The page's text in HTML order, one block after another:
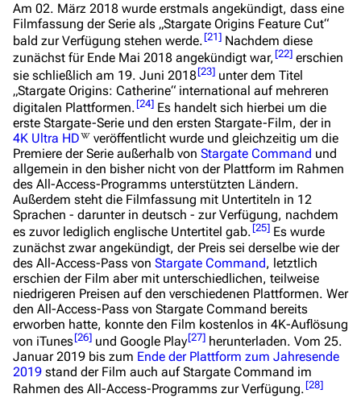
3639 2133 346.435
Navigation
Hauptseite
Von A bis Z
Zufälliger Artikel
Spezialseiten
Datei hochladen
Filme und Serien
Überblick
Am 02. März 2018 wurde erstmals angekündigt, dass eine
Filmfassung der Serie als „Stargate Origins Feature Cut“
bald zur Verfügung stehen werde. [21] Nachdem diese
zunächst für Ende Mai 2018 angekündigt war, [22] erschien
sie schließlich am 19. Juni 2018 [23] unter dem Titel
„Stargate Origins: Catherine“ international auf mehreren
digitalen Plattformen. [24] Es handelt sich hierbei um die
erste Stargate-Serie und den ersten Stargate-Film, der in
4K Ultra HD
veröffentlicht wurde und gleichzeitig um die
Premiere der Serie außerhalb von Stargate Command und
allgemein in den bisher nicht von der Plattform im Rahmen
des All-Access-Programms unterstützten Ländern.
Außerdem steht die Filmfassung mit Untertiteln in 12
Sprachen - darunter in deutsch - zur Verfügung, nachdem
es zuvor lediglich englische Untertitel gab. [25] Es wurde
zunächst zwar angekündigt, der Preis sei derselbe wie der
des All-Access-Pass von Stargate Command, letztlich
erschien der Film aber mit unterschiedlichen, teilweise
niedrigeren Preisen auf den verschiedenen Plattformen. Wer
den All-Access-Pass von Stargate Command bereits
erworben hatte, konnte den Film kostenlos in 4K-Auflösung
von iTunes[26] und Google Play[27] herunterladen. Vom 25.
Januar 2019 bis zum Ende der Plattform zum Jahresende
2019 stand der Film auch auf Stargate Command im
Rahmen des All-Access-Programms zur Verfügung. [28]